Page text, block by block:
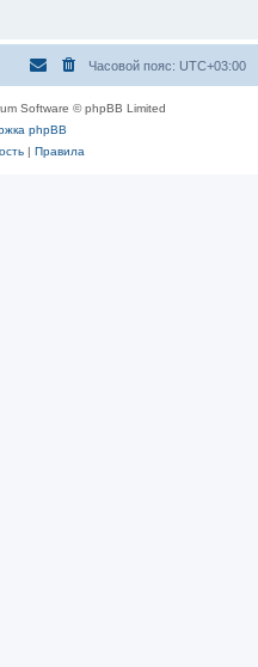
Часовой пояс: UTC+03:00
Software © phpBB Limited
phpBB
| Правила